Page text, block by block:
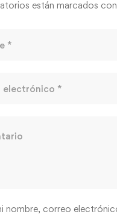
están marcados con
nombre, correo